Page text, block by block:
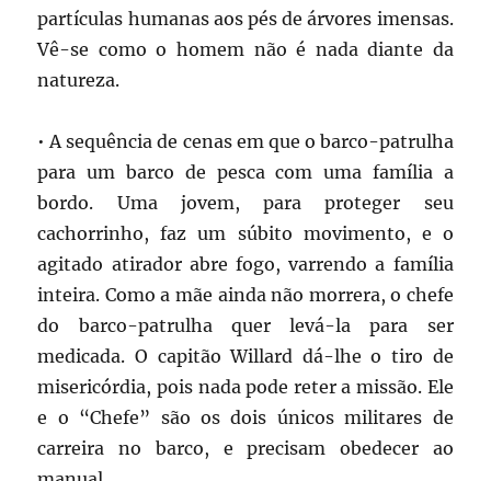
partículas humanas aos pés de árvores imensas.
Vê-se como o homem não é nada diante da
natureza.
• A sequência de cenas em que o barco-patrulha
para um barco de pesca com uma família a
bordo. Uma jovem, para proteger seu
cachorrinho, faz um súbito movimento, e o
agitado atirador abre fogo, varrendo a família
inteira. Como a mãe ainda não morrera, o chefe
do barco-patrulha quer levá-la para ser
medicada. O capitão Willard dá-lhe o tiro de
misericórdia, pois nada pode reter a missão. Ele
e o “Chefe” são os dois únicos militares de
carreira no barco, e precisam obedecer ao